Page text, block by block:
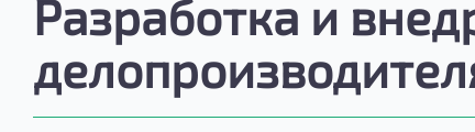
Разработка и